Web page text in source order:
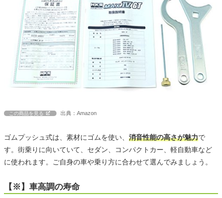
この商品を見る 出典：Amazon
ゴムプッシュ式は、素材にゴムを使い、 消音性能の高さが魅力で
す。街乗りに向いていて、セダン、コンパクトカー、軽自動車など
に使われます。ご自身の車や乗り方に合わせて選んでみましょう。
【※】車高調の寿命